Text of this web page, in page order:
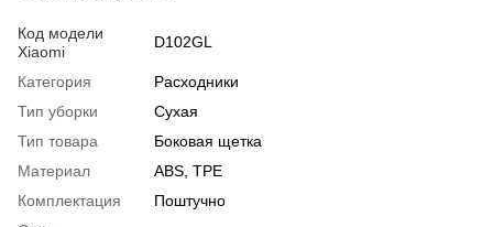
Код модели
Xiaomi
D102GL
Категория
Расходники
Тип уборки
Сухая
Тип товара
Боковая щетка
Материал
ABS, TPE
Комплектация
Поштучно